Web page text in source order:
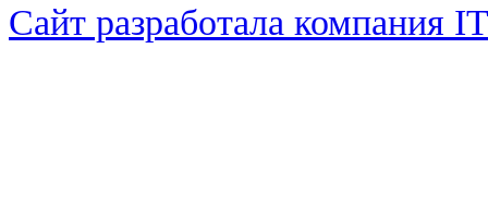
Сайт разработала компания